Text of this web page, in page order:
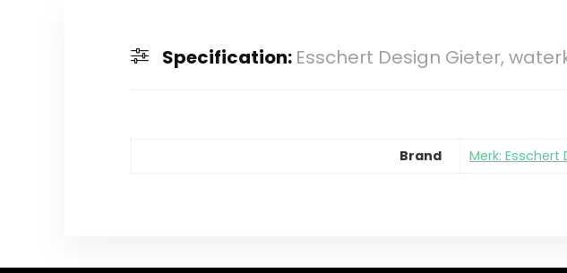
Specification: Esschert Design Gieter,
Brand Merk: Esschert